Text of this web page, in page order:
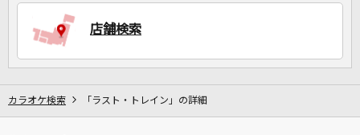
店舗検索
カラオケ検索 「ラスト・トレイン」の詳細